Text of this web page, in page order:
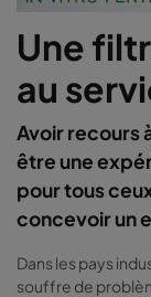
Une
au
Avoir recours
être une
pour tous
concevoir un
Dans les pays
souffre de